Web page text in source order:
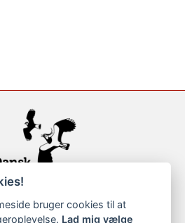
bruger cookies til at
Lad mig vælge